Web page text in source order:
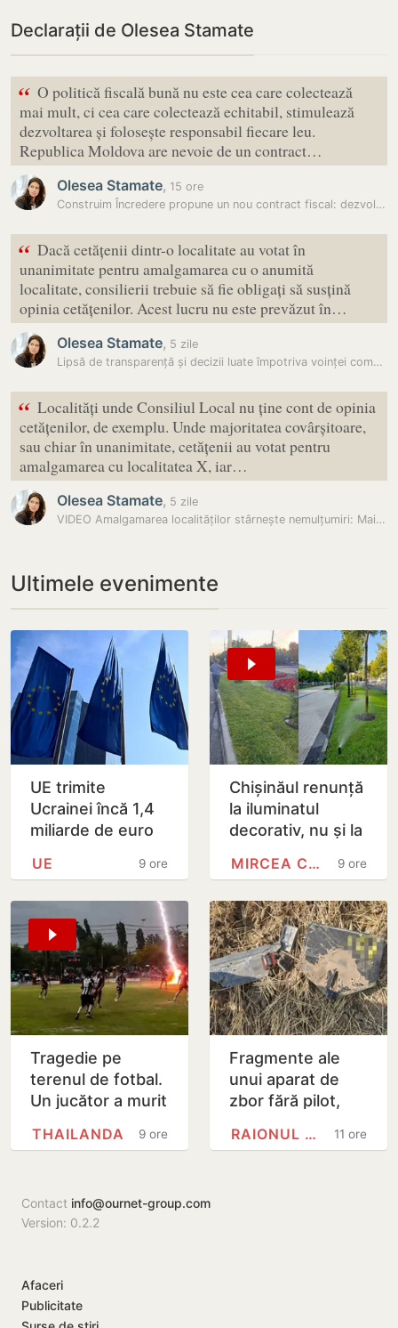
Declarații de Olesea Stamate
“ O politică fiscală bună nu este cea care colectează
mai mult, ci cea care colectează echitabil, stimulează
dezvoltarea și folosește responsabil fiecare leu.
Republica Moldova are nevoie de un contract…
Olesea Stamate, 15 ore
Construim Încredere propune un nou contract fiscal: dezvoltare,…
“ Dacă cetățenii dintr-o localitate au votat în
unanimitate pentru amalgamarea cu o anumită
localitate, consilierii trebuie să fie obligați să susțină
opinia cetățenilor. Acest lucru nu este prevăzut în…
Olesea Stamate, 5 zile
Lipsă de transparență și decizii luate împotriva voinței comunităților…
“ Localități unde Consiliul Local nu ține cont de opinia
cetățenilor, de exemplu. Unde majoritatea covârșitoare,
sau chiar în unanimitate, cetățenii au votat pentru
amalgamarea cu localitatea X, iar…
Olesea Stamate, 5 zile
VIDEO Amalgamarea localităților stârnește nemulțumiri: Mai mulți…
Ultimele evenimente
UE trimite
Ucrainei încă 1,4
miliarde de euro
generate de
înghețate
9 ore
UE
Chișinăul renunță
la iluminatul
decorativ, nu și la
Irigarea spațiilor9 ore
MIRCEA CEL BĂTRÂN
Tragedie pe
terenul de fotbal.
Un jucător a murit
chiar în timpul
9 ore
THAILANDA
Fragmente ale
unui aparat de
zbor fără pilot,
11 ore
RAIONUL CAHUL
Contact info@ournet-group.com
Version: 0.2.2
Afaceri
Publicitate